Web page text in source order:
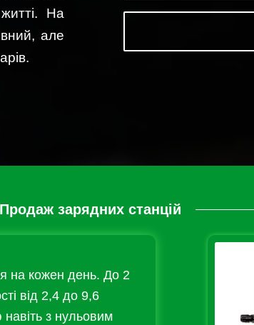
На
але
Продаж зарядних станцій
на кожен день. До 2
від 2,4 до 9,6
з нульовим